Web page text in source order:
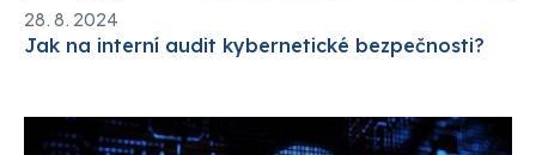
28. 8. 2024
Jak na interní audit kybernetické bezpečnosti?